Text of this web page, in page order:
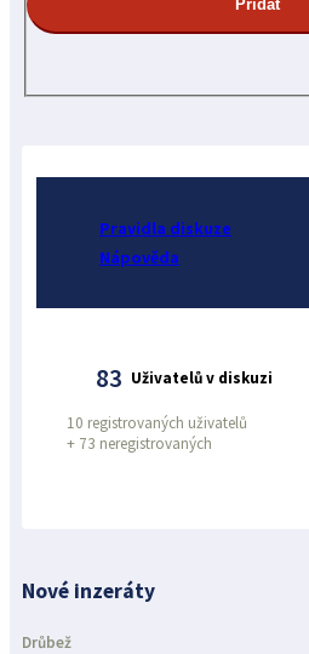
Pravidla diskuze
Nápověda
83 Uživatelů v diskuzi
10 registrovaných uživatelů
+ 73 neregistrovaných
Nové inzeráty
Drůbež